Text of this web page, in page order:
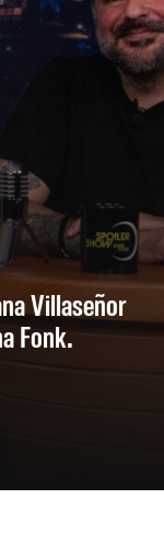
Villaseñor
Fonk.